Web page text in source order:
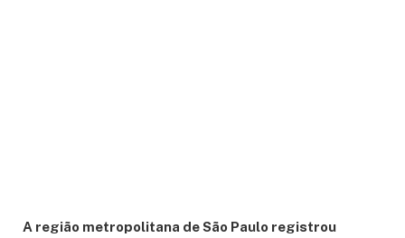
A região metropolitana de São Paulo registrou